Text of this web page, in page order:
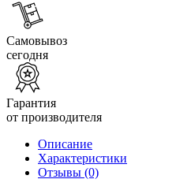
Самовывоз
сегодня
Гарантия
от производителя
Описание
Характеристики
Отзывы (0)